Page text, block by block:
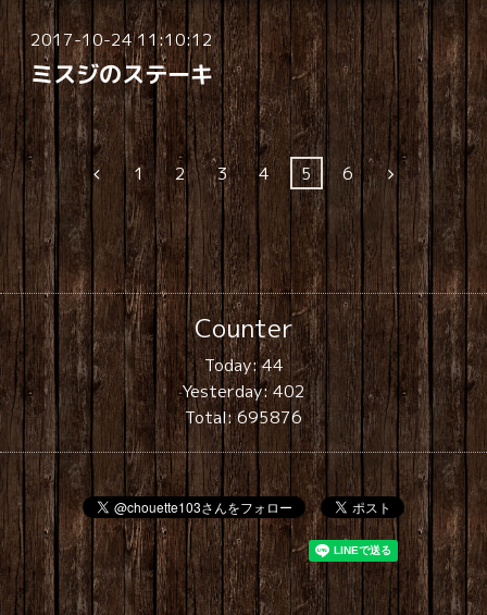
2017-10-24 11:10:12
ミスジのステーキ
1 2 3 4 5 6
Counter
Today:44
Yesterday:402
Total:695876